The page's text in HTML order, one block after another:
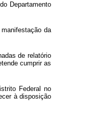
Departamento
da
de relatório
cumprir as
Federal no
à disposição